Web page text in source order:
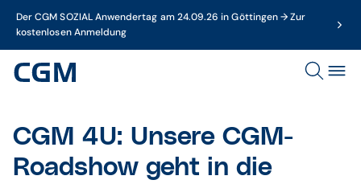
Der CGM SOZIAL Anwendertag am 24.09.26 in Göttingen → Zur
kostenlosen Anmeldung
CGM 4U: Unsere CGM-
Roadshow geht in die